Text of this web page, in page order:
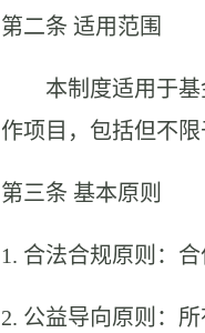
第二条 适用范围
本制度适用于
作项目，包括但不
第三条 基本原则
1. 合法合规原则：
2. 公益导向原则：